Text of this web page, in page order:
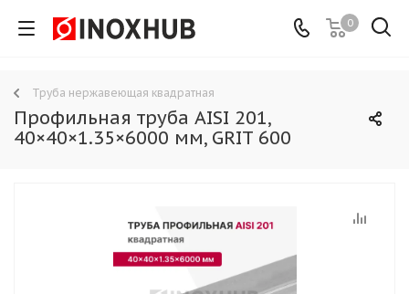
0
Труба нержавеющая квадратная
Профильная труба AISI 201,
40×40×1.35×6000 мм, GRIT 600